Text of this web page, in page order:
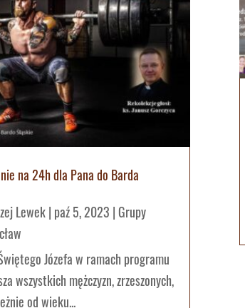
na 24h dla Pana do Barda
Lewek| paź 5, 2023 | Grupy
Józefa w ramach programu
wszystkich mężczyzn, zrzeszonych,
od wieku...